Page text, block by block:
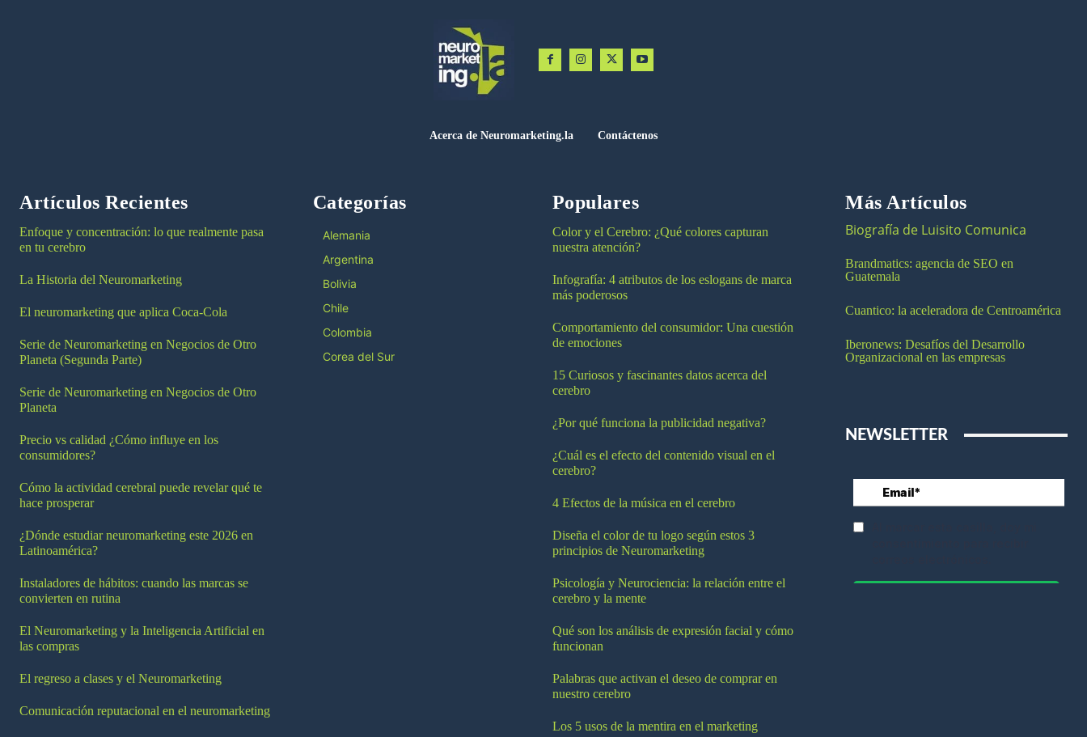
Acerca de Neuromarketing.la Contáctenos
Artículos Recientes
Enfoque y concentración: lo que realmente pasa
en tu cerebro
La Historia del Neuromarketing
El neuromarketing que aplica Coca-Cola
Serie de Neuromarketing en Negocios de Otro
Planeta (Segunda Parte)
Serie de Neuromarketing en Negocios de Otro
Planeta
Precio vs calidad ¿Cómo influye en los
consumidores?
Cómo la actividad cerebral puede revelar qué te
hace prosperar
¿Dónde estudiar neuromarketing este 2026 en
Latinoamérica?
Instaladores de hábitos: cuando las marcas se
convierten en rutina
El Neuromarketing y la Inteligencia Artificial en
las compras
El regreso a clases y el Neuromarketing
Comunicación reputacional en el neuromarketing
Categorías
Alemania
Argentina
Bolivia
Chile
Colombia
Corea del Sur
Populares
Color y el Cerebro: ¿Qué colores capturan
nuestra atención?
Infografía: 4 atributos de los eslogans de marca
más poderosos
Comportamiento del consumidor: Una cuestión
de emociones
15 Curiosos y fascinantes datos acerca del
cerebro
¿Por qué funciona la publicidad negativa?
¿Cuál es el efecto del contenido visual en el
cerebro?
4 Efectos de la música en el cerebro
Diseña el color de tu logo según estos 3
principios de Neuromarketing
Psicología y Neurociencia: la relación entre el
cerebro y la mente
Qué son los análisis de expresión facial y cómo
funcionan
Palabras que activan el deseo de comprar en
nuestro cerebro
Los 5 usos de la mentira en el marketing
Más Artículos
Biografía de Luisito Comunica
Brandmatics: agencia de SEO en
Guatemala
Cuantico: la aceleradora de Centroamérica
Iberonews: Desafíos del Desarrollo
Organizacional en las empresas
NEWSLETTER